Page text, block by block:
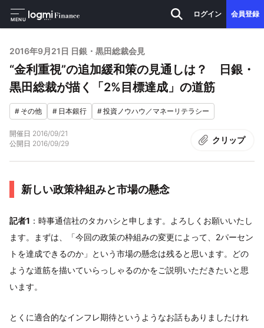
MENU
ログイン 会員登録
2016年9月21日 日銀・黒田総裁会見
“金利重視”の追加緩和策の見通しは？ 日銀・
黒田総裁が描く「2%目標達成」の道筋
# その他 # 日本銀行 #投資ノウハウ／マネーリテラシー
開催日 2016/09/21
公開日 2016/09/29 クリップ
新しい政策枠組みと市場の懸念
記者1 ：時事通信社のタカハシと申します。よろしくお願いいたし
ます。まずは、「今回の政策の枠組みの変更によって、2パーセン
トを達成できるのか」という市場の懸念は残ると思います。どの
ような道筋を描いていらっしゃるのかをご説明いただきたいと思
います。
とくに適合的なインフレ期待というようなお話もありましたけれ